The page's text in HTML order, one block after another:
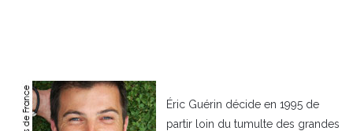
Éric Guérin décide en 1995 de
partir loin du tumulte des grandes